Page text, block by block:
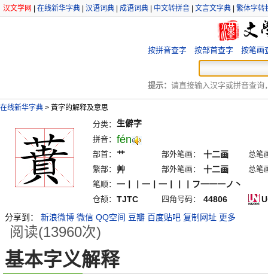
汉文学网 在线新华字典 汉语词典 成语词典 中文转拼音 文言文字典 繁体字转
按拼音查字 按部首查字 按笔画
提示： 请直接输入汉字或拼音查询
在线新华字典 > 蕡字的解释及意思
分类： 生僻字
拼音： fén
部首： 艹 部外笔画： 十二画
总笔
繁部：
艸 部外笔画： 十二画
总笔
笔顺： 一丨丨一丨一丨丨丨フ一一一ノ丶
仓颉： TJTC 四角号码： 44806
分享到：
新浪微博 微信 QQ空间 豆瓣 百度贴吧 复制网址 更多
阅读(13960次)
基本字义解释